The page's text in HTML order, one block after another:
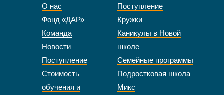
О нас
Фонд «ДАР»
Команда
Новости
Поступление
Стоимость
обучения и
Поступление
Кружки
Каникулы в Новой
школе
Семейные программы
Подростковая школа
Микс